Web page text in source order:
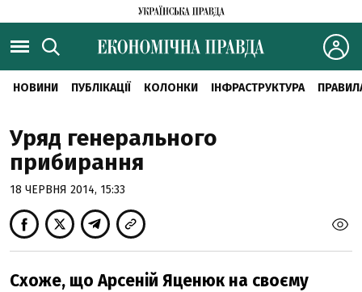
НОВИНИ ПУБЛІКАЦІЇ КОЛОНКИ ІНФРАСТРУКТУРА
Уряд генерального
прибирання
18 ЧЕРВНЯ 2014, 15:33
Схоже, що Арсеній Яценюк на своєму